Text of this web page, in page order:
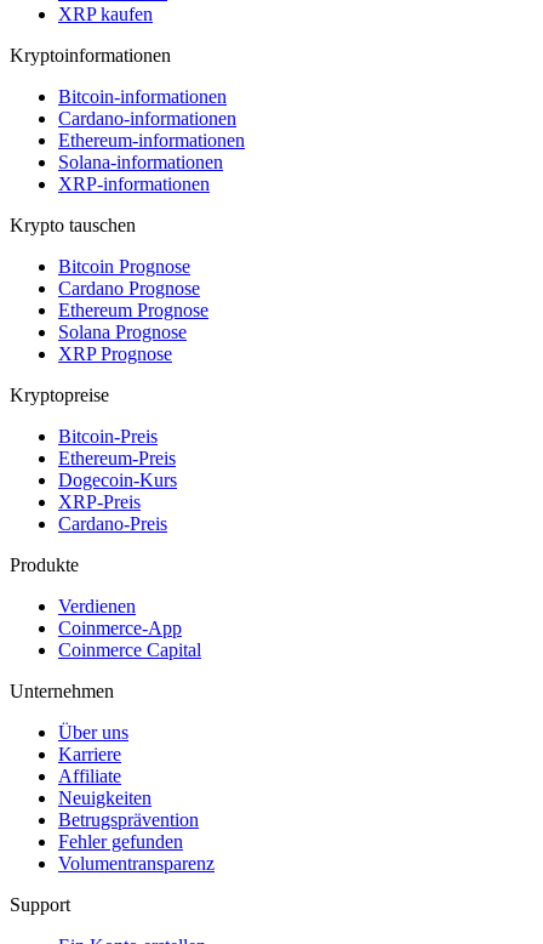
XRP kaufen
Kryptoinformationen
Bitcoin-informationen
Cardano-informationen
Ethereum-informationen
Solana-informationen
XRP-informationen
Krypto tauschen
Bitcoin Prognose
Cardano Prognose
Ethereum Prognose
Solana Prognose
XRP Prognose
Kryptopreise
Bitcoin-Preis
Ethereum-Preis
Dogecoin-Kurs
XRP-Preis
Cardano-Preis
Produkte
Verdienen
Coinmerce-App
Coinmerce Capital
Unternehmen
Über uns
Karriere
Affiliate
Neuigkeiten
Betrugsprävention
Fehler gefunden
Volumentransparenz
Support